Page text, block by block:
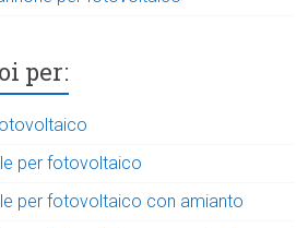
per:
per fotovoltaico
per fotovoltaico con amianto